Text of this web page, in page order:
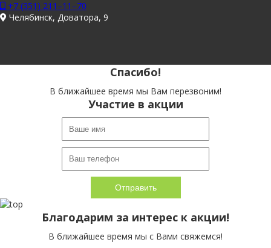
+7 (351) 211–11–70
Челябинск, Доватора, 9
Спасибо!
В ближайшее время мы Вам перезвоним!
Участие в акции
Благодарим за интерес к акции!
В ближайшее время мы с Вами свяжемся!